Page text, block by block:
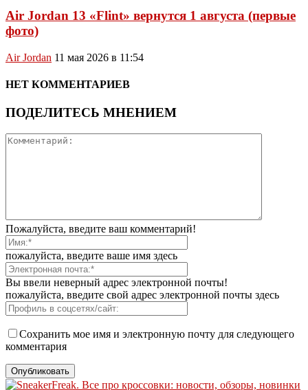
Air Jordan 13 «Flint» вернутся 1 августа (первые
фото)
Air Jordan 11 мая 2026 в 11:54
НЕТ КОММЕНТАРИЕВ
ПОДЕЛИТЕСЬ МНЕНИЕМ
Пожалуйста, введите ваш комментарий!
пожалуйста, введите ваше имя здесь
Вы ввели неверный адрес электронной почты!
пожалуйста, введите свой адрес электронной почты здесь
Сохранить мое имя и электронную почту для следующего
комментария